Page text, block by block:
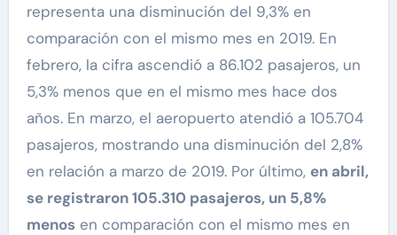
representa una disminución del 9,3% en
comparación con el mismo mes en 2019. En
febrero, la cifra ascendió a 86.102 pasajeros, un
5,3% menos que en el mismo mes hace dos
años. En marzo, el aeropuerto atendió a 105.704
pasajeros, mostrando una disminución del 2,8%
en relación a marzo de 2019. Por último, en abril,
se registraron 105.310 pasajeros, un 5,8%
menosen comparación con el mismo mes en